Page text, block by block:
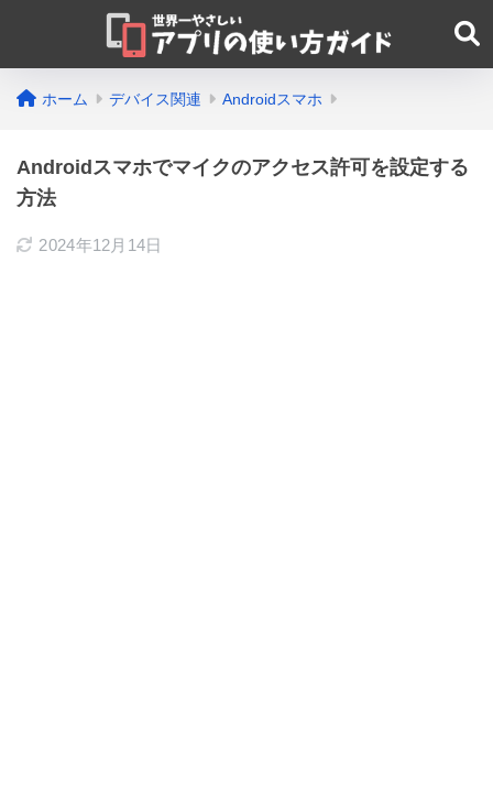
ホーム デバイス関連 Androidスマホ
Androidスマホでマイクのアクセス許可を設定する
方法
2024年12月14日